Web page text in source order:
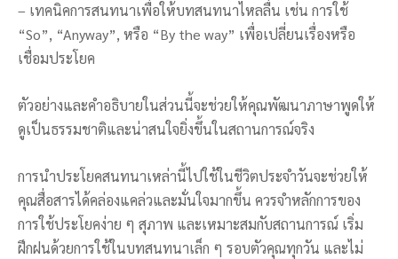
– เทคนิคการสนทนาเพื่อให้บทสนทนาไหลลื่น เช่น การใช้
“So”, “Anyway”, หรือ “By the way” เพื่อเปลี่ยนเรื่องหรือ
เชื่อมประโยค
ตัวอย่างและคำอธิบายในส่วนนี้จะช่วยให้คุณพัฒนาภาษาพูดให้
ดูเป็นธรรมชาติและน่าสนใจยิ่งขึ้นในสถานการณ์จริง
การนำประโยคสนทนาเหล่านี้ไปใช้ในชีวิตประจำวันจะช่วยให้
คุณสื่อสารได้คล่องแคล่วและมั่นใจมากขึ้น ควรจำหลักการของ
การใช้ประโยคง่าย ๆ สุภาพ และเหมาะสมกับสถานการณ์ เริ่ม
ฝึกฝนด้วยการใช้ในบทสนทนาเล็ก ๆ รอบตัวคุณทุกวัน และไม่